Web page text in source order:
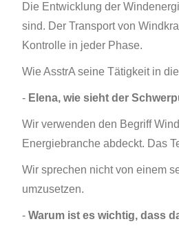
Die Entwicklung der
sind. Der Transport von
Kontrolle in jeder Phase.
Wie AsstrA seine Tätigkeit in
- Elena, wie sieht der
Wir verwenden den Begriff
Energiebranche abdeckt. Das
Wir sprechen nicht von einem
umzusetzen.
- Warum ist es wichtig, dass